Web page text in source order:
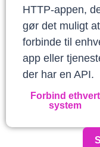
HTTP-appen,
gør det muligt at
forbinde til
app eller
der har en API.
Forbind ethvert
system